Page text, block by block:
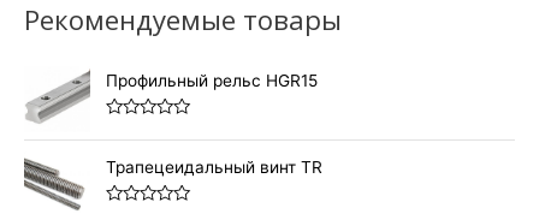
Рекомендуемые товары
Профильный рельс HGR15
ц
е
н
к
Трапецеидальный винт TR